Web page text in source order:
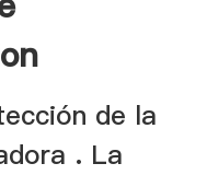
de la
. La